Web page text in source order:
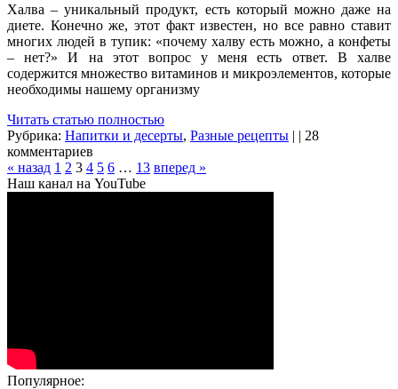
Халва – уникальный продукт, есть который можно даже на
диете. Конечно же, этот факт известен, но все равно ставит
многих людей в тупик: «почему халву есть можно, а конфеты
– нет?» И на этот вопрос у меня есть ответ. В халве
содержится множество витаминов и микроэлементов, которые
необходимы нашему организму
Читать статью полностью
Рубрика: Напитки и десерты, Разные рецепты | | 28
комментариев
« назад 1 2 3 4 5 6 … 13 вперед »
Наш канал на YouTube
Популярное: